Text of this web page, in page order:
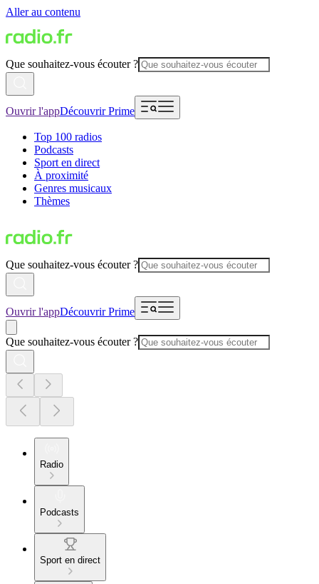
Aller au contenu
Que souhaitez-vous écouter ?
Ouvrir l'appDécouvrir Prime
Top 100 radios
Podcasts
Sport en direct
À proximité
Genres musicaux
Thèmes
Que souhaitez-vous écouter ?
Ouvrir l'appDécouvrir Prime
Que souhaitez-vous écouter ?
Radio
Podcasts
Sport en direct